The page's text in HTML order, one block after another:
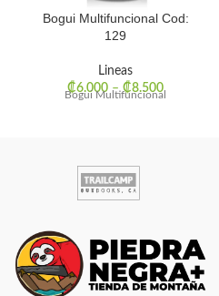
Bogui Multifuncional Cod:
129
Lineas
₡6.000 –₡8.500
Bogui Multifuncional